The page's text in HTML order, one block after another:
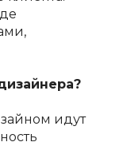
идут